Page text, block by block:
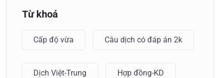
Từ khoá
Cấp độ vừa Câu dịch có đáp án 2k
Dịch Việt-Trung Hợp đồng-KD